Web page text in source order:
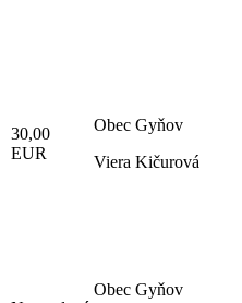
30,00
EUR
Obec Gyňov
Viera Kičurová
Obec Gyňov